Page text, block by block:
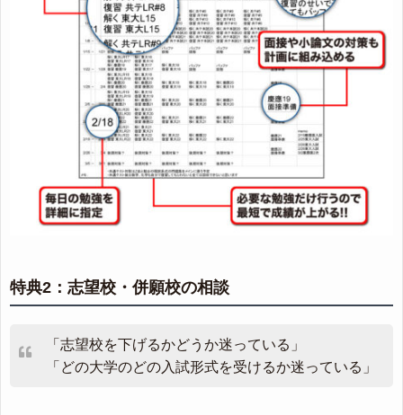
特典2：志望校・併願校の相談
「志望校を下げるかどうか迷っている」
「どの大学のどの入試形式を受けるか迷っている」